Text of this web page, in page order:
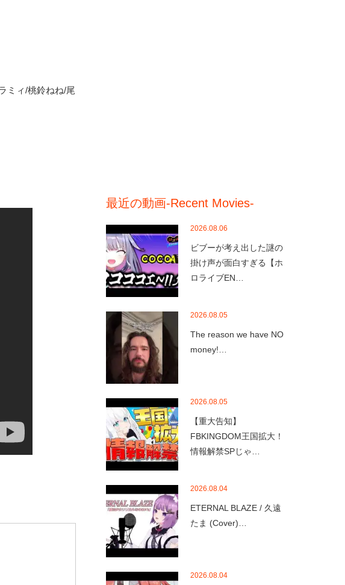
ミィ/桃鈴ねね/尾
最近の動画-Recent Movies-
2026.08.06
ビブーが考え出した謎の
掛け声が面白すぎる【ホ
ロライブEN…
2026.08.05
The reason we have NO
money!…
2026.08.05
【重大告知】
FBKINGDOM王国拡大！
情報解禁SPじゃ…
2026.08.04
ETERNAL BLAZE / 久遠
たま (Cover)…
2026.08.04